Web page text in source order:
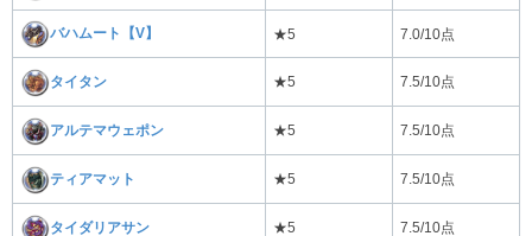
バハムート【V】 ★5 7.0/10点
タイタン ★5 7.5/10点
アルテマウェポン ★5 7.5/10点
ティアマット ★5 7.5/10点
タイダリアサン ★5 7.5/10点